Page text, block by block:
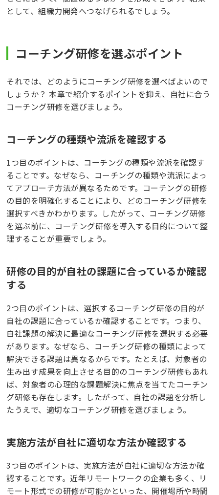
として、組織力開発へつなげられるでしょう。
コーチング研修を選ぶポイント
それでは、どのようにコーチング研修を選べばよいので
しょうか？ 本章で紹介するポイントを抑え、自社に合う
コーチング研修を選びましょう。
コーチングの種類や流派を確認する
1つ目のポイントは、コーチングの種類や流派を確認す
ることです。なぜなら、コーチングの種類や流派によっ
てアプローチ方法が異なるためです。コーチングの研修
の目的を明確化することにより、どのコーチング研修を
選択すべきかわかります。したがって、コーチング研修
を選ぶ前に、コーチング研修を導入する目的について整
理することが重要でしょう。
研修の目的が自社の課題に合っているか確認
する
2つ目のポイントは、選択するコーチング研修の目的が
自社の課題に合っているか確認することです。つまり、
自社課題の解決に最適なコーチング研修を選択する必要
があります。なぜなら、コーチング研修の種類によって
解決できる課題は異なるからです。たとえば、対象者の
生み出す成果を向上させる目的のコーチング研修もあれ
ば、対象者の心理的な課題解決に焦点を当てたコーチン
グ研修も存在します。したがって、自社の課題を分析し
たうえで、適切なコーチング研修を選びましょう。
実施方法が自社に適切な方法か確認する
3つ目のポイントは、実施方法が自社に適切な方法か確
認することです。近年リモートワークの企業も多く、リ
モート形式での研修が可能かといった、開催場所や時間